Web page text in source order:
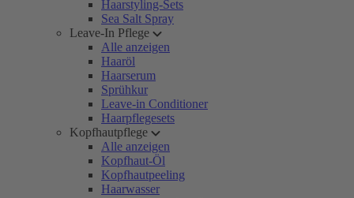
Haarstyling-Sets
Sea Salt Spray
Leave-In Pflege
Alle anzeigen
Haaröl
Haarserum
Sprühkur
Leave-in Conditioner
Haarpflegesets
Kopfhautpflege
Alle anzeigen
Kopfhaut-Öl
Kopfhautpeeling
Haarwasser